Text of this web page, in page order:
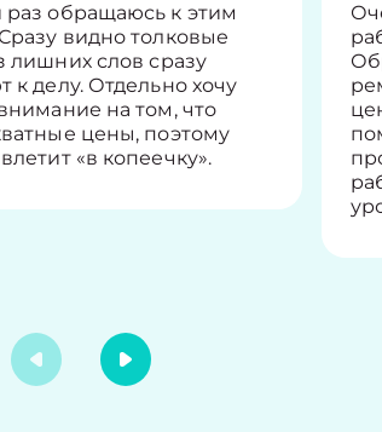
обращаюсь к этим
видно толковые
лишних слов сразу
к делу. Отдельно хочу
на том, что
цены, поэтому
«в копеечку».